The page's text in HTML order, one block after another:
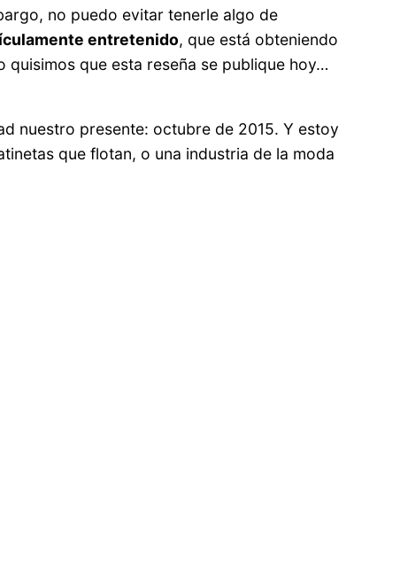
no puedo evitar tenerle algo de
entretenido, que está obteniendo
que esta reseña se publique hoy…
nuestro presente: octubre de 2015. Y estoy
que flotan, o una industria de la moda